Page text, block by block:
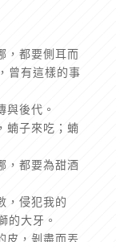
，都要側耳而
曾有這樣的事
與後代。
蝻子來吃；蝻
，都要為甜酒
，侵犯我的
的大牙。
皮，剝盡而丟